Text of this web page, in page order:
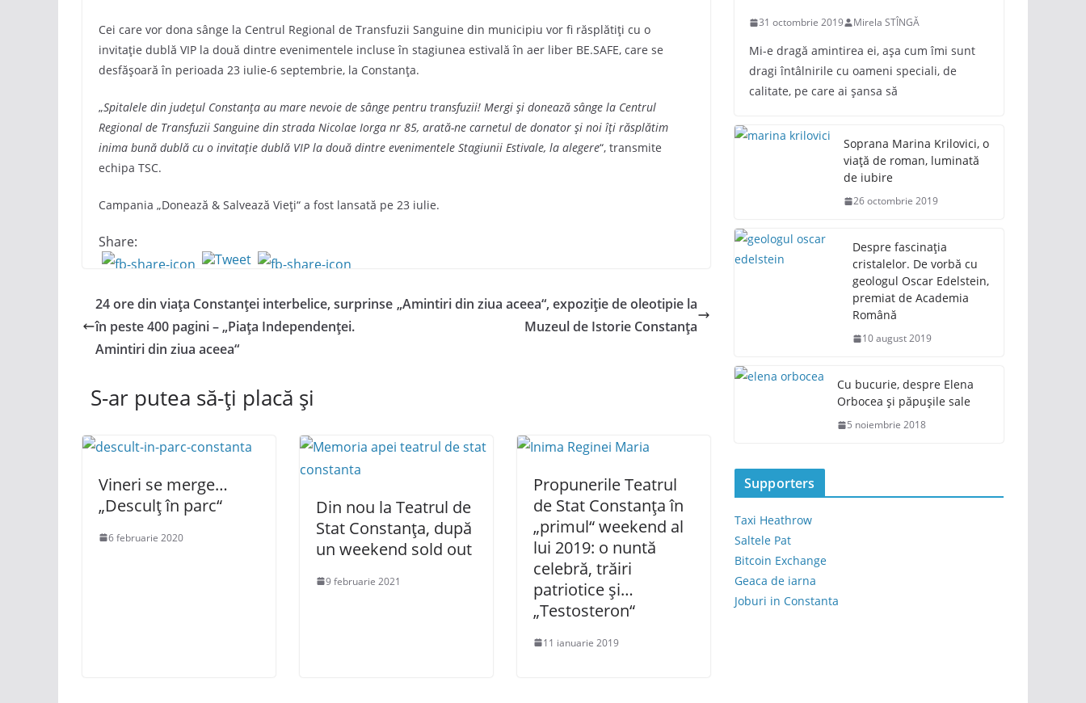
Cei care vor dona sânge la Centrul Regional de Transfuzii Sanguine din municipiu vor fi răsplătiți cu o
invitație dublă VIP la două dintre evenimentele incluse în stagiunea estivală în aer liber BE.SAFE, care se
desfășoară în perioada 23 iulie-6 septembrie, la Constanța.
„Spitalele din județul Constanța au mare nevoie de sânge pentru transfuzii! Mergi și donează sânge la Centrul
Regional de Transfuzii Sanguine din strada Nicolae Iorga nr 85, arată-ne carnetul de donator și noi îți răsplătim
inima bună dublă cu o invitație dublă VIP la două dintre evenimentele Stagiunii Estivale, la alegere“, transmite
echipa TSC.
Campania „Donează & Salvează Vieți“ a fost lansată pe 23 iulie.
Share:
24 ore din viața Constanței interbelice, surprinse
în peste 400 pagini – „Piața Independenței.
Amintiri din ziua aceea“
„Amintiri din ziua aceea“, expoziție de oleotipie la
Muzeul de Istorie Constanța
S-ar putea să-ți placă și
Vineri se merge…
„Desculț în parc“
6 februarie 2020
Din nou la Teatrul de
Stat Constanța, după
un weekend sold out
9 februarie 2021
Propunerile Teatrul
de Stat Constanța în
„primul“ weekend al
lui 2019: o nuntă
celebră, trăiri
patriotice și…
„Testosteron“
11 ianuarie 2019
31 octombrie 2019 Mirela STÎNGĂ
Mi-e dragă amintirea ei, așa cum îmi sunt
dragi întâlnirile cu oameni speciali, de
calitate, pe care ai șansa să
Soprana Marina Krilovici, o
viață de roman, luminată
de iubire
26 octombrie 2019
Despre fascinația
cristalelor. De vorbă cu
geologul Oscar Edelstein,
premiat de Academia
Română
10 august 2019
Cu bucurie, despre Elena
Orbocea și păpușile sale
5 noiembrie 2018
Supporters
Taxi Heathrow
Saltele Pat
Bitcoin Exchange
Geaca de iarna
Joburi in Constanta